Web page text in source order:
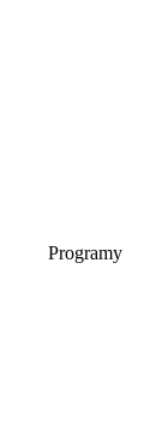
Programy